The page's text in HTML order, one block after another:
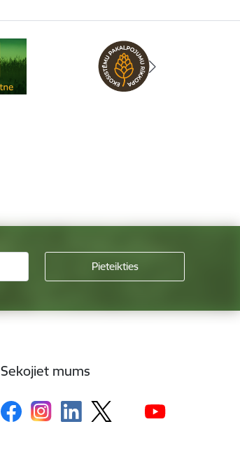
Sekojiet mums